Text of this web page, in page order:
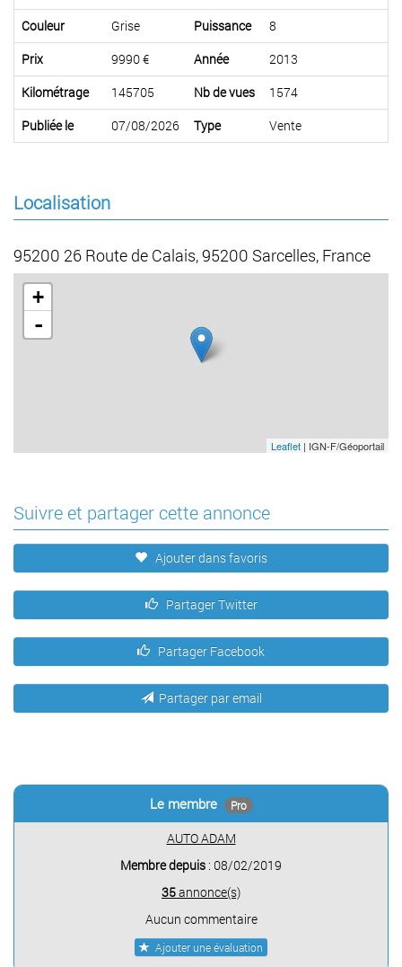
Couleur
Grise Puissance
8
Prix
9990 € Année
2013
Kilométrage
145705 Nb de vues
1574
Publiée le
07/08/2026 Type Vente
Localisation
95200 26 Route de Calais, 95200 Sarcelles, France
+
-
Leaflet | IGN-F/Géoportail
Suivre et partager cette annonce
Ajouter dans favoris
Partager Twitter
Partager Facebook
Partager par email
Le membre Pro
AUTO ADAM
Membre depuis : 08/02/2019
35annonce(s)
Aucun commentaire
Ajouter une évaluation